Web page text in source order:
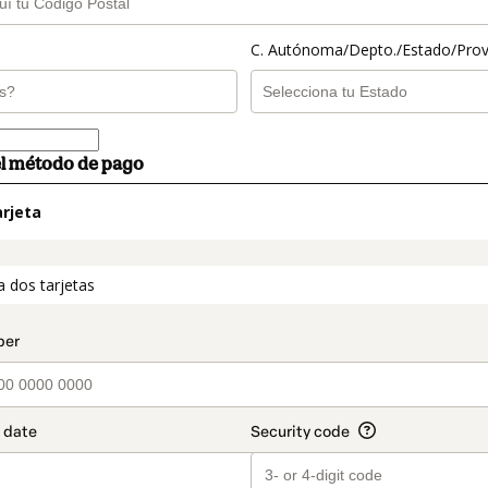
C. Autónoma/Depto./Estado/
método de pago
dos tarjetas